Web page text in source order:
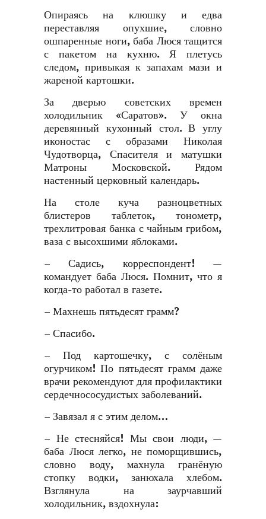
Опираясь на клюшку и едва
переставляя опухшие, словно
ошпаренные ноги, баба Люся тащится
с пакетом на кухню. Я плетусь
следом, привыкая к запахам мази и
жареной картошки.
За дверью советских времен
холодильник «Саратов». У окна
деревянный кухонный стол. В углу
иконостас с образами Николая
Чудотворца, Спасителя и матушки
Матроны Московской. Рядом
настенный церковный календарь.
На столе куча разноцветных
блистеров таблеток, тонометр,
трехлитровая банка с чайным грибом,
ваза с высохшими яблоками.
– Садись, корреспондент! —
командует баба Люся. Помнит, что я
когда-то работал в газете.
– Махнешь пятьдесят грамм?
– Спасибо.
– Под картошечку, с солёным
огурчиком! По пятьдесят грамм даже
врачи рекомендуют для профилактики
сердечнососудистых заболеваний.
– Завязал я с этим делом…
– Не стесняйся! Мы свои люди, —
баба Люся легко, не поморщившись,
словно воду, махнула гранёную
стопку водки, занюхала хлебом.
Взглянула на заурчавший
холодильник, вздохнула: